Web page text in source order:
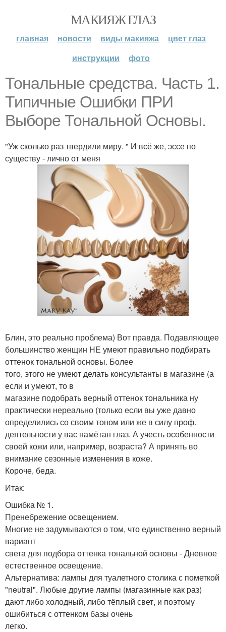
МАКИЯЖ ГЛАЗ
главная новости виды макияжа
цвет глаз
инструкции
фото
Тональные средства. Часть 1.
Типичные Ошибки ПРИ
Выборе Тональной Основы.
"Уж сколько раз твердили миру. " И всё же, эссе по
существу - лично от меня
Блин, это реально проблема) Вот правда. Подавляющее
большинство женщин НЕ умеют правильно подбирать
оттенок тональной основы. Более
того, этого не умеют делать консультанты в магазине (а
если и умеют, то в
магазине подобрать верный оттенок тональника ну
практически нереально (только если вы уже давно
определились со своим тоном или же в силу проф.
деятельности у вас намётан глаз. А учесть особенности
своей кожи или, например, возраста? А принять во
внимание сезонные изменения в коже.
Короче, беда.
Итак:
Ошибка № 1.
Пренебрежение освещением.
Многие не задумываются о том, что единственно верный
вариант
света для подбора оттенка тональной основы - Дневное
естественное освещение.
Альтернатива: лампы для туалетного столика с пометкой
"neutral". Любые другие лампы (магазинные как раз)
дают либо холодный, либо тёплый свет, и поэтому
ошибиться с оттенком базы очень
легко.